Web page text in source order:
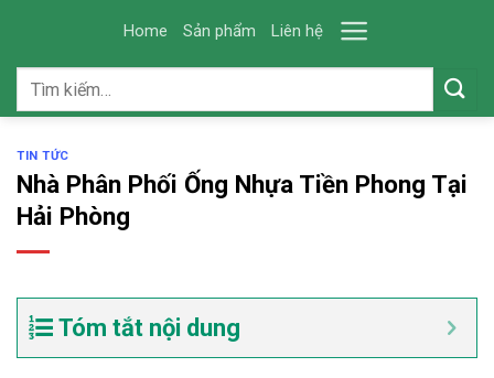
content
Home Sản phẩm Liên hệ
Tìm
TIN TỨC
Nhà Phân Phối Ống Nhựa Tiền Phong Tại
Hải Phòng
Tóm tắt nội dung